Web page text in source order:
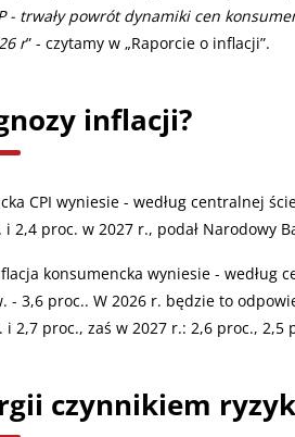
- trwały powrót dynamiki cen
r” - czytamy w „Raporcie o inflacji”.
inflacji?
CPI wyniesie - według centralnej
2,4 proc. w 2027 r., podał Narodowy
konsumencka wyniesie - według
- 3,6 proc.. W 2026 r. będzie to
i 2,7 proc., zaś w 2027 r.: 2,6 proc., 2,5
czynnikiem